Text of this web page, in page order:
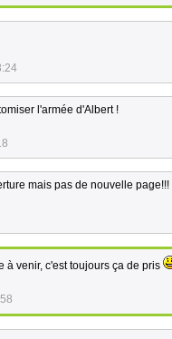
l'armée d'Albert !
mais pas de nouvelle page!!!
à venir, c'est toujours ça de pris